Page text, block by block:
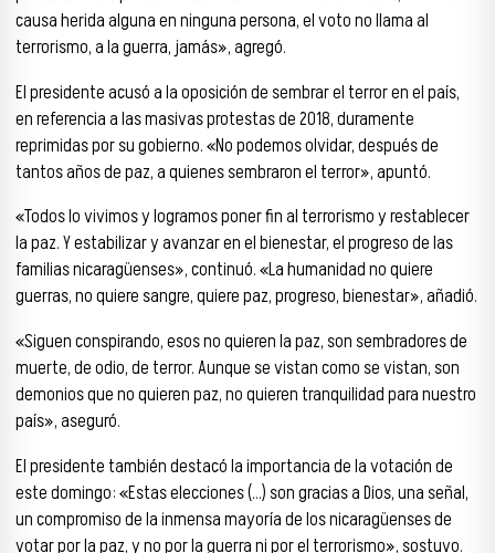
causa herida alguna en ninguna persona, el voto no llama al
terrorismo, a la guerra, jamás», agregó.
El presidente acusó a la oposición de sembrar el terror en el país,
en referencia a las masivas protestas de 2018, duramente
reprimidas por su gobierno. «No podemos olvidar, después de
tantos años de paz, a quienes sembraron el terror», apuntó.
«Todos lo vivimos y logramos poner fin al terrorismo y restablecer
la paz. Y estabilizar y avanzar en el bienestar, el progreso de las
familias nicaragüenses», continuó. «La humanidad no quiere
guerras, no quiere sangre, quiere paz, progreso, bienestar», añadió.
«Siguen conspirando, esos no quieren la paz, son sembradores de
muerte, de odio, de terror. Aunque se vistan como se vistan, son
demonios que no quieren paz, no quieren tranquilidad para nuestro
país», aseguró.
El presidente también destacó la importancia de la votación de
este domingo: «Estas elecciones (…) son gracias a Dios, una señal,
un compromiso de la inmensa mayoría de los nicaragüenses de
votar por la paz, y no por la guerra ni por el terrorismo», sostuvo.